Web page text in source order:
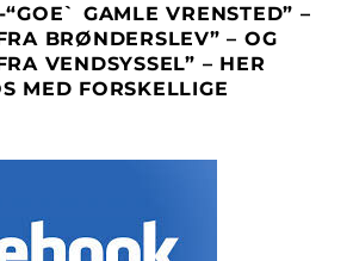
GAMLE VRENSTED” –
BRØNDERSLEV” – OG
VENDSYSSEL” – HER
MED FORSKELLIGE